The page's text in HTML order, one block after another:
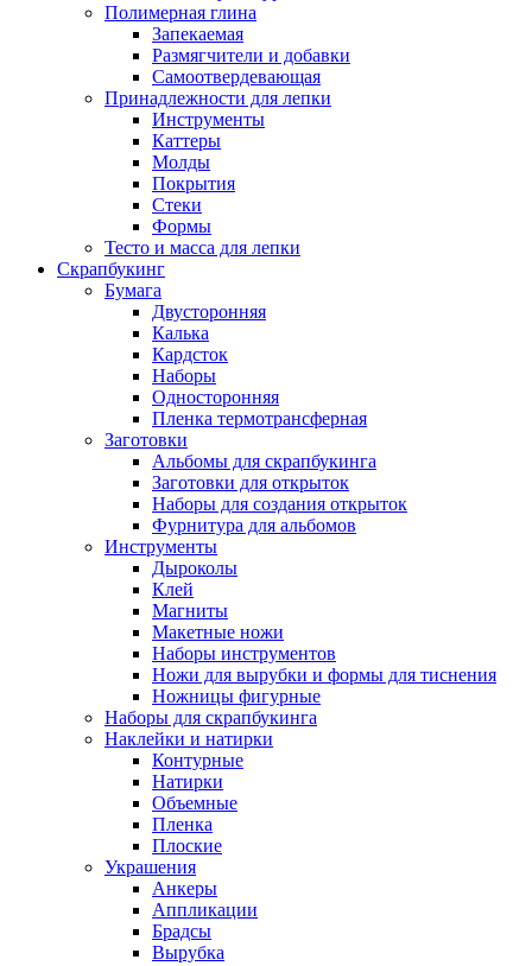
Полимерная глина
Запекаемая
Размягчители и добавки
Самоотвердевающая
Принадлежности для лепки
Инструменты
Каттеры
Молды
Покрытия
Стеки
Формы
Тесто и масса для лепки
Скрапбукинг
Бумага
Двусторонняя
Калька
Кардсток
Наборы
Односторонняя
Пленка термотрансферная
Заготовки
Альбомы для скрапбукинга
Заготовки для открыток
Наборы для создания открыток
Фурнитура для альбомов
Инструменты
Дыроколы
Клей
Магниты
Макетные ножи
Наборы инструментов
Ножи для вырубки и формы для тиснения
Ножницы фигурные
Наборы для скрапбукинга
Наклейки и натирки
Контурные
Натирки
Объемные
Пленка
Плоские
Украшения
Анкеры
Аппликации
Брадсы
Вырубка